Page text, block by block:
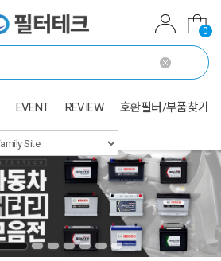
0
EVENT REVIEW 호환필터/부품찾기